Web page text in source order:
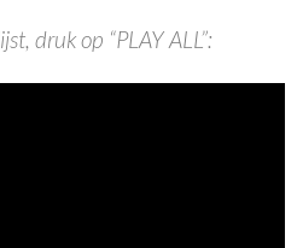
druk op “PLAY ALL”: